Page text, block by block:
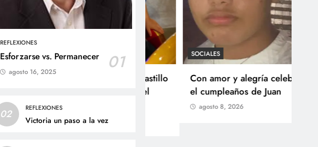
REFLEXIONES
Esforzarse vs. Permanecer 01
agosto 16, 2025
02 REFLEXIONES
Victoria un paso a la vez
SOCIALES
Jaime Andrés Bejarano Castillo
bautismo este domingo
agosto 8, 2026
SOCIALES
Con amor y alegría celebran
el cumpleaños de Juan
agosto 8, 2026